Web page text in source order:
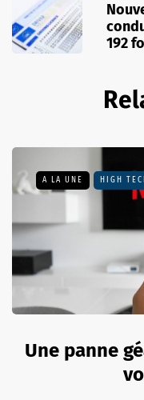
192
A LA UNE HIGH
Une panne